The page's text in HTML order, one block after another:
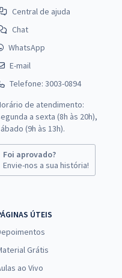
Central de ajuda
Chat
WhatsApp
E-mail
Telefone: 3003-0894
de atendimento:
a sexta (8h às 20h),
(9h às 13h).
Foi aprovado?
Envie-nos a sua história!
ÚTEIS
Grátis
ao Vivo